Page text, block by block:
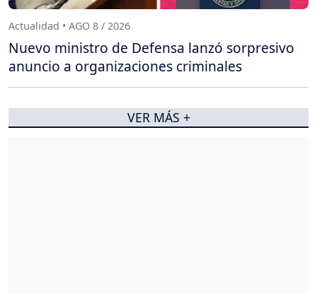
Actualidad • AGO 8 / 2026
Nuevo ministro de Defensa lanzó sorpresivo
anuncio a organizaciones criminales
VER MÁS +